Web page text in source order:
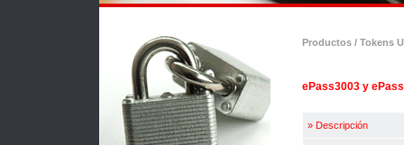
Productos / Tokens
ePass3003 y
» Descripción